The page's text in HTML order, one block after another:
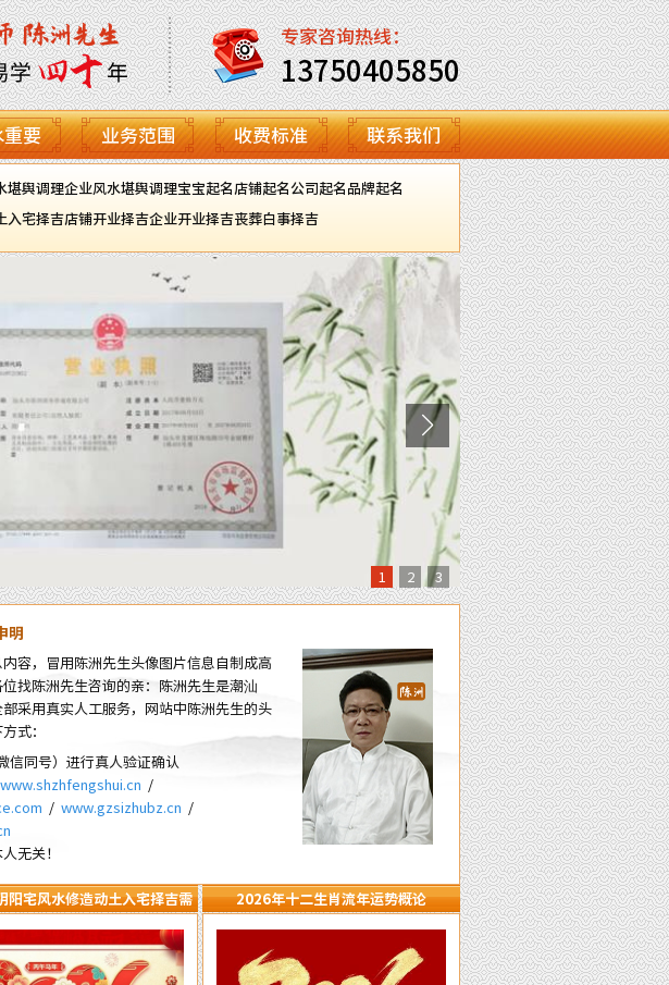
专家咨询热线：
13750405850
要 业务范围 收费标准 联系我们
堪舆调理企业风水堪舆调理宝宝起名店铺起名公司起名品牌起名
入宅择吉店铺开业择吉企业开业择吉丧葬白事择吉
1 2
3
明
容，冒用陈洲先生头像图片信息自制成高
找陈洲先生咨询的亲：陈洲先生是潮汕
采用真实人工服务，网站中陈洲先生的头
式：
微信同号）进行真人验证确认
www.shzhfengshui.cn /
/ www.gzsizhubz.cn /
无关！
阳宅风水修造动土入宅择吉需
知
2026年十二生肖流年运势概论